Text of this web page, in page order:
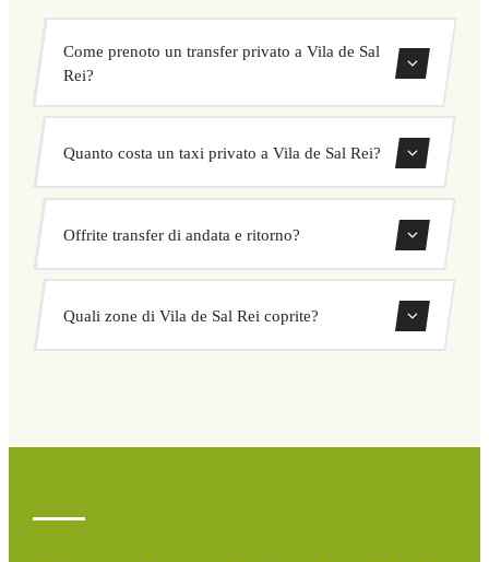
Come prenoto un transfer privato a Vila de Sal
Rei?
confermare subito il tuo transfer. Scegli ritiro e
Quanto costa un taxi privato a Vila de Sal Rei?
I nostri transfer privati a Vila de Sal Rei hanno un prezzo
fisso concordato prima della partenza. Nessun costo
nascosto né sorprese. Consulta il tuo prezzo subito nel
Offrite transfer di andata e ritorno?
ritorno direttamente dal nostro sistema di prenotazione.
Quali zone di Vila de Sal Rei coprite?